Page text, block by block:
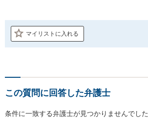
マイリストに入れる
この質問に回答した弁護士
条件に一致する弁護士が見つかりませんでした